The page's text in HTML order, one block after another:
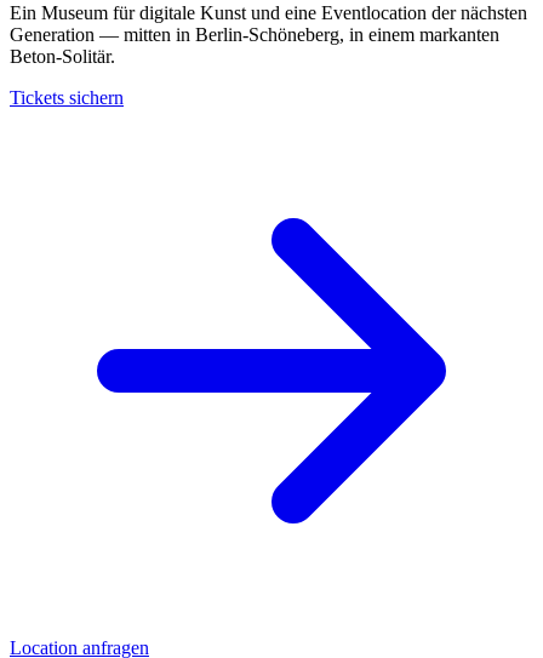
Ein Museum für digitale Kunst und eine Eventlocation der nächsten
Generation — mitten in Berlin-Schöneberg, in einem markanten
Beton-Solitär.
Tickets sichern
Location anfragen